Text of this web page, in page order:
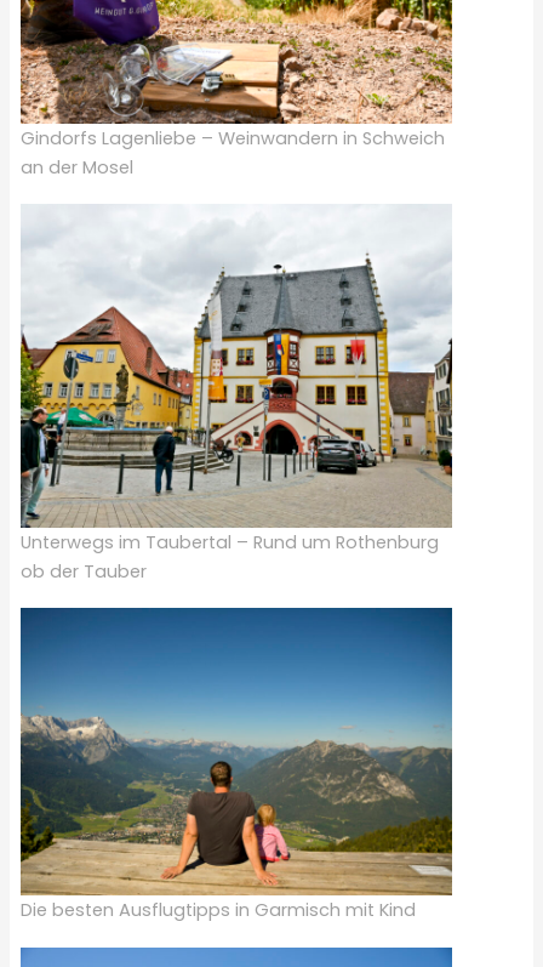
Gindorfs Lagenliebe – Weinwandern in Schweich
an der Mosel
Unterwegs im Taubertal – Rund um Rothenburg
ob der Tauber
Die besten Ausflugtipps in Garmisch mit Kind